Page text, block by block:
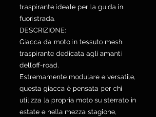
traspirante ideale per la guida in
fuoristrada.
DESCRIZIONE:
Giacca da moto in tessuto mesh
traspirante dedicata agli amanti
dell’off-road.
Estremamente modulare e versatile,
questa giacca è pensata per chi
utilizza la propria moto su sterrato in
estate e nella mezza stagione,